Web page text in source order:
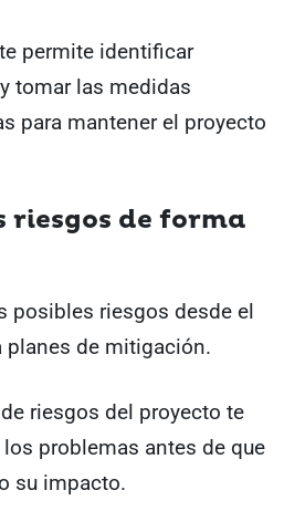
permite identificar
tomar las medidas
para mantener el proyecto
riesgos de forma
posibles riesgos desde el
de mitigación.
riesgos del proyecto te
problemas antes de que
su impacto.